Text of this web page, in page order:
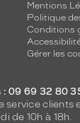
Mentions
Politique
Conditions
Gérer les
: 09 69 32 80
service clients
de 10h à 18h.